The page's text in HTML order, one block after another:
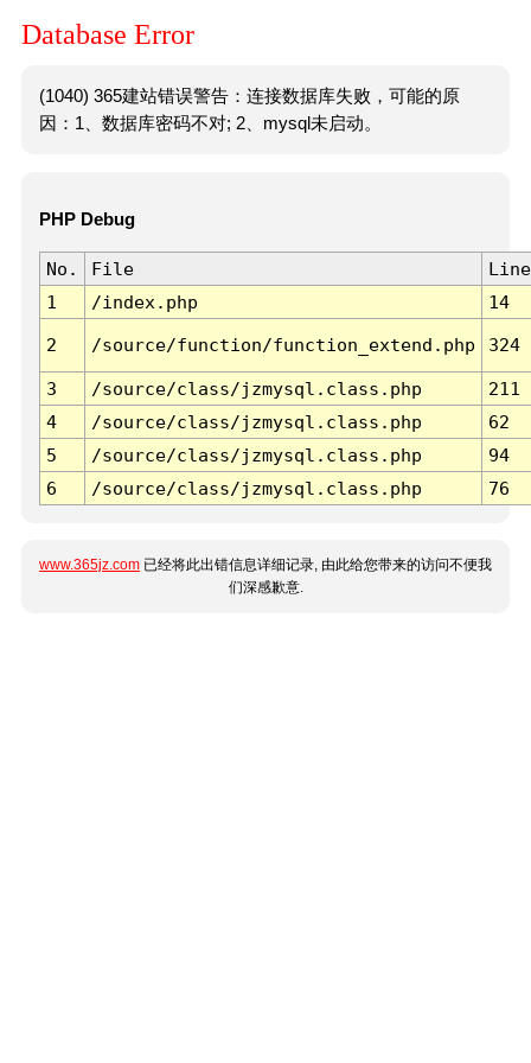
Database Error
(1040) 365建站错误警告：连接数据库失败，可能的原
因：1、数据库密码不对; 2、mysql未启动。
PHP Debug
No. File
Line
1
/index.php 14
2 /source/function/function_extend.php 324
3 /source/class/jzmysql.class.php
211
4
/source/class/jzmysql.class.php
62
5
/source/class/jzmysql.class.php
94
6
/source/class/jzmysql.class.php 76
www.365jz.com 已经将此出错信息详细记录, 由此给您带来的访问不便我
们深感歉意.